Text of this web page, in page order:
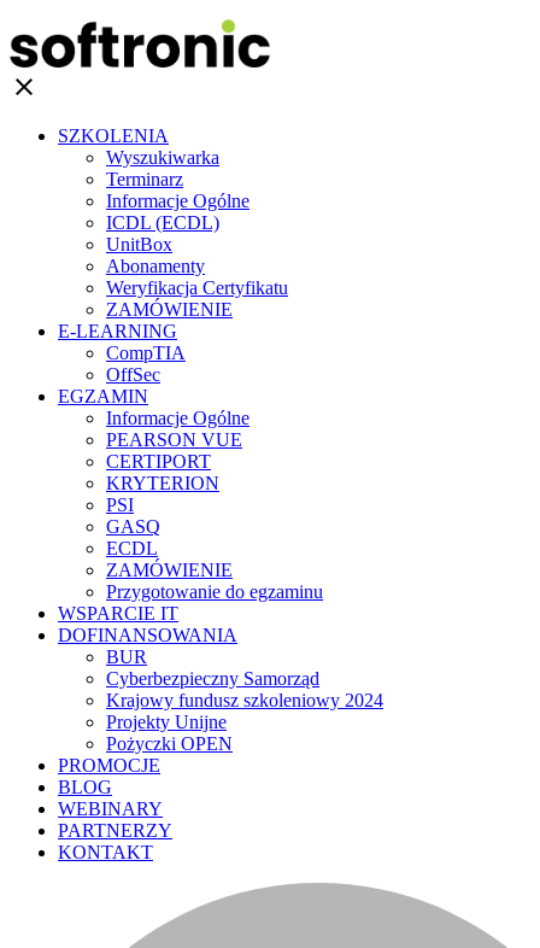
clear
SZKOLENIA
Wyszukiwarka
Terminarz
Informacje Ogólne
ICDL (ECDL)
UnitBox
Abonamenty
Weryfikacja Certyfikatu
ZAMÓWIENIE
E-LEARNING
CompTIA
OffSec
EGZAMIN
Informacje Ogólne
PEARSON VUE
CERTIPORT
KRYTERION
PSI
GASQ
ECDL
ZAMÓWIENIE
Przygotowanie do egzaminu
WSPARCIE IT
DOFINANSOWANIA
BUR
Cyberbezpieczny Samorząd
Krajowy fundusz szkoleniowy 2024
Projekty Unijne
Pożyczki OPEN
PROMOCJE
BLOG
WEBINARY
PARTNERZY
KONTAKT